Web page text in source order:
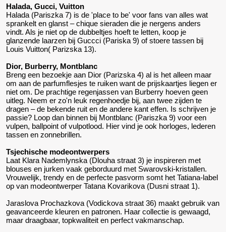
Halada, Gucci, Vuitton
Halada (Pariszka 7) is de 'place to be' voor fans van alles wat
sprankelt en glanst – chique sieraden die je nergens anders
vindt. Als je niet op de dubbeltjes hoeft te letten, koop je
glanzende laarzen bij Guccci (Pariska 9) of stoere tassen bij
Louis Vuitton( Parizska 13).
Dior, Burberry, Montblanc
Breng een bezoekje aan Dior (Parizska 4) al is het alleen maar
om aan de parfumflesjes te ruiken want de prijskaartjes liegen er
niet om. De prachtige regenjassen van Burberry hoeven geen
uitleg. Neem er zo'n leuk regenhoedje bij, aan twee zijden te
dragen – de bekende ruit en de andere kant effen. Is schrijven je
passie? Loop dan binnen bij Montblanc (Pariszka 9) voor een
vulpen, ballpoint of vulpotlood. Hier vind je ook horloges, lederen
tassen en zonnebrillen.
Tsjechische modeontwerpers
Laat Klara Nademlynska (Dlouha straat 3) je inspireren met
blouses en jurken vaak geborduurd met Swarovski-kristallen.
Vrouwelijk, trendy en de perfecte pasvorm somt het Tatiana-label
op van modeontwerper Tatana Kovarikova (Dusni straat 1).
Jaraslova Prochazkova (Vodickova straat 36) maakt gebruik van
geavanceerde kleuren en patronen. Haar collectie is gewaagd,
maar draagbaar, topkwaliteit en perfect vakmanschap.